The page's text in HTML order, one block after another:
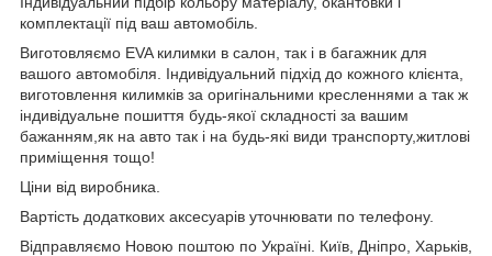
комплектації під ваш автомобіль.
Виготовляємо EVA килимки в салон, так і в багажник для
вашого автомобіля. Індивідуальний підхід до кожного клієнта,
виготовлення килимків за оригінальними кресленнями а так ж
індивідуальне пошиття будь-якої складності за вашим
бажанням,як на авто так і на будь-які види транспорту,житлові
приміщення тощо!
Ціни від виробника.
Вартість додаткових аксесуарів уточнювати по телефону.
Відправляємо Новою поштою по Україні. Київ, Дніпро, Харьків,